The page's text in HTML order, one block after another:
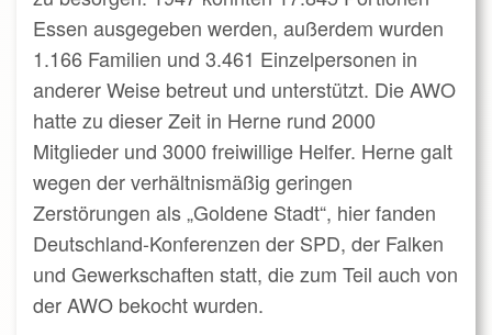
Essen ausgegeben werden, außerdem wurden
1.166 Familien und 3.461 Einzelpersonen in
anderer Weise betreut und unterstützt. Die AWO
hatte zu dieser Zeit in Herne rund 2000
Mitglieder und 3000 freiwillige Helfer. Herne galt
wegen der verhältnismäßig geringen
Zerstörungen als „Goldene Stadt“, hier fanden
Deutschland-Konferenzen der SPD, der Falken
und Gewerkschaften statt, die zum Teil auch von
der AWO bekocht wurden.